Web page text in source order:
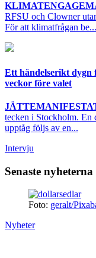
RFSU och Clowner
För att klimatfrågan be...
Ett händelserikt dygn
veckor före valet
tecken i Stockholm. En
upptåg följs av en...
Intervju
Senaste nyheterna
Foto: geralt/
Nyheter